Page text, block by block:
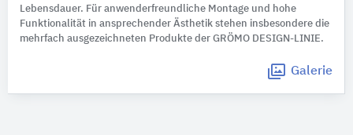
Lebensdauer. Für anwenderfreundliche Montage und hohe
Funktionalität in ansprechender Ästhetik stehen insbesondere die
mehrfach ausgezeichneten Produkte der GRÖMO DESIGN-LINIE.
Galerie